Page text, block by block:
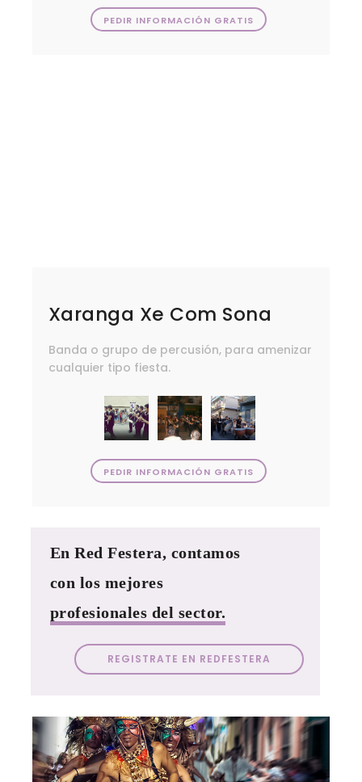
PEDIR INFORMACIÓN GRATIS
Xaranga Xe Com Sona
Banda o grupo de percusión, para amenizar
cualquier tipo fiesta.
PEDIR INFORMACIÓN GRATIS
En Red Festera, contamos
con los mejores
profesionales del sector.
REGISTRATE EN REDFESTERA